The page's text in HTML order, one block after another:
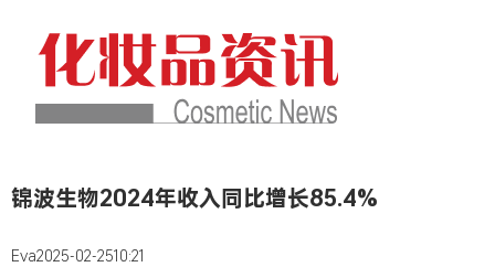
锦波生物2024年收入同比增长85.4%
Eva2025-02-2510:21